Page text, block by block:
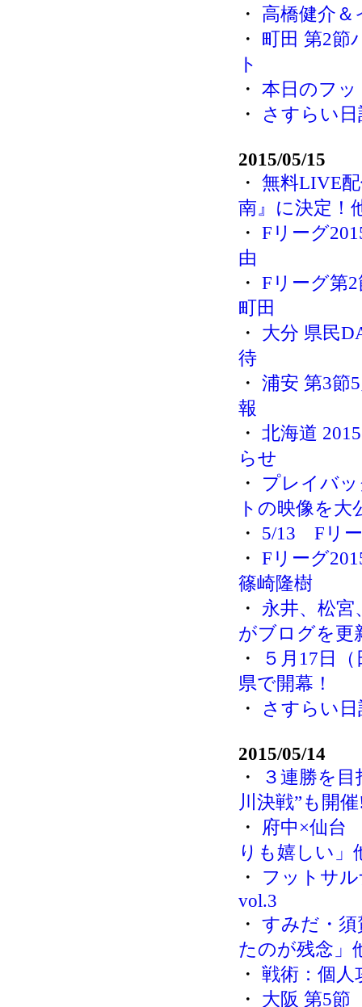
・ 高橋健介
・ 町田 第2節
ト
・ 本日のフ
・
さすらい
2015/05/15
・ 無料LIVE
南』に決定！
・ Fリーグ
由
・ Fリーグ第
町田
・ 大分 県民
待
・ 浦安 第3節
報
・ 北海道
らせ
・ プレイバ
トの映像を大
・ 5/13 Fリ
・ Fリーグ
篠崎隆樹
・ 永井、松宮
がブログを更
・
５月17日
県で開幕！
・
さすらい
2015/05/14
・
３連勝を
川決戦”も開
・ 府中×仙台
りも嬉しい」
・ フットサ
vol.3
・ すみだ・
たのが残念」
・ 戦術：個人
・ 大阪 第5節